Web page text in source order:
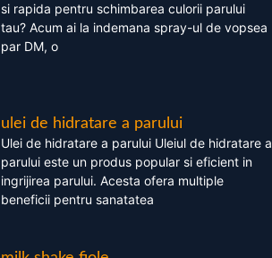
si rapida pentru schimbarea culorii parului
tau? Acum ai la indemana spray-ul de vopsea
par DM, o
ulei de hidratare a parului
Ulei de hidratare a parului Uleiul de hidratare a
parului este un produs popular si eficient in
ingrijirea parului. Acesta ofera multiple
beneficii pentru sanatatea